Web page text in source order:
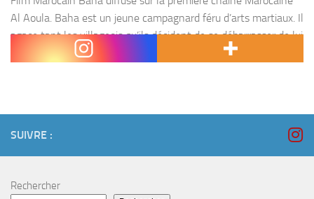
Al Aoula. Baha est un jeune campagnard féru d’arts martiaux. Il
agace tant les villageois qu’ils décident de se débarrasser de lui
en l’envoyant en...
SUIVRE :
Rechercher